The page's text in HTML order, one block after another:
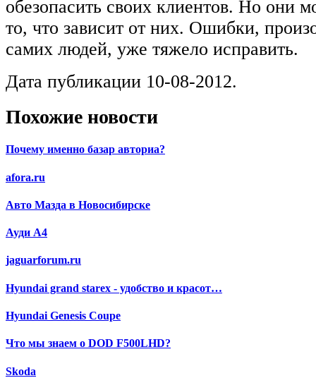
обезопасить своих клиентов. Но они
то, что зависит от них. Ошибки,
самих людей, уже тяжело исправить.
Дата публикации 10-08-2012.
Похожие новости
Почему именно базар авториа?
afora.ru
Авто Мазда в Новосибирске
Ауди А4
jaguarforum.ru
Нyundai grand starex - удобство и красот…
Hyundai Genesis Coupe
Что мы знаем о DOD F500LHD?
Skoda